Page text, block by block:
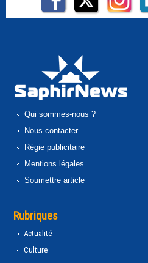
Qui sommes-nous ?
Nous contacter
Régie publicitaire
Mentions légales
Soumettre article
Rubriques
Actualité
Culture